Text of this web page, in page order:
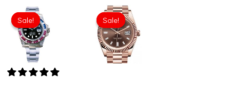
Sale!
Sale!
Original
price
was:
£688.00.
Sale!
Sale!
Original
price
was:
£1,032.00.